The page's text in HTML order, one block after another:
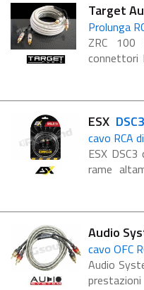
Target
Prolunga
ZRC 100
connettori
ESX DSC3
ESX
rame
Cavo
Connettori
Audio
cavo OFC
Audio